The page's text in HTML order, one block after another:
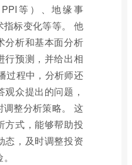
等）、地缘事
标变化等等。 他
分析和基本面分析
行预测，并给出相
过程中，分析师还
众提出的问题，
调整分析策略。 这
方式，能够帮助投
态，及时调整投资